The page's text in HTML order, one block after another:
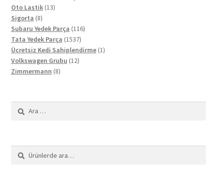
Oto Lastik 1313
Sigorta 88
ürün
Subaru Yedek Parça 116116
Tata Yedek Parça 15371537
ürün
Ücretsiz Kedi Sahiplendirme 11
Volkswagen Grubu 1212
Zimmermann 88
Arama:
Ara:
Ara